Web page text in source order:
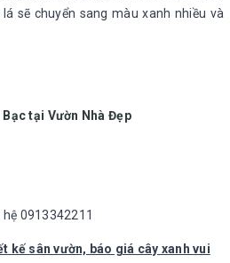
sẽ chuyển sang màu xanh nhiều và
tại Vườn Nhà Đẹp
0913342211
kế sân vườn, báo giá cây xanh vui